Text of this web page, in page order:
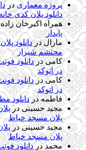
پروژه معماریدر
دانلود پلان کدی
همراه اکبرخان زاده
پایدار
مارالدردانلود
محتشم شیراز
کامیدردانلود
در اتوکد
کامیدردانلود
در اتوکد
فاطمهدردانلود
مجید حسینیدر
پلان مسجد خیاط
مجید حسینی در
پلان مسجد خیاط
محمددردانلود